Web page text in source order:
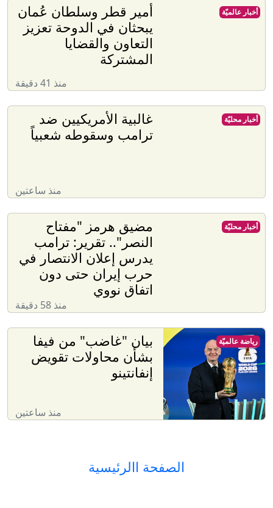
أمير قطر وسلطان عُمان
يبحثان في الدوحة تعزيز
التعاون والقضايا
المشتركة
منذ 41 دقيقة
أخبار عالميّة
غالبية الأمريكيين ضد
ترامب وسقوطه شعبياً
منذ ساعتين
أخبار محليّة
مضيق هرمز "مفتاح
النصر".. تقرير: ترامب
يدرس إعلان الانتصار في
حرب إيران حتى دون
اتفاق نووي
منذ 58 دقيقة
أخبار محليّة
بيان "غاضب" من فيفا
بشأن محاولات تقويض
إنفانتينو
منذ ساعتين
رياضة عالميّة
الصفحة االرئيسية